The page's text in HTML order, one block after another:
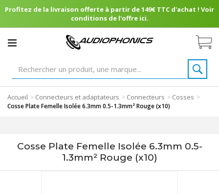
Profitez de la livraison offerte à partir de 149€ TTC d'achat ! Voir
conditions de l'offre ici.
Accueil > Connecteurs et adaptateurs > Connecteurs > Cosses >
Cosse Plate Femelle Isolée 6.3mm 0.5-1.3mm² Rouge (x10)
Cosse Plate Femelle Isolée 6.3mm 0.5-
1.3mm² Rouge (x10)